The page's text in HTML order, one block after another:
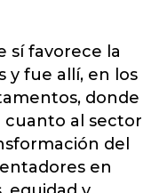
sí favorece la
y fue allí, en los
donde
cuanto al sector
del
en